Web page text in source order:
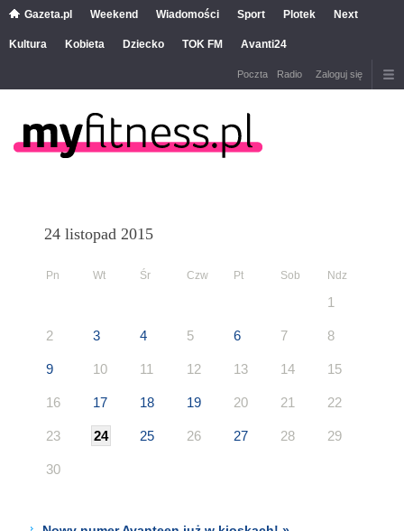
Gazeta.pl Weekend Wiadomości Sport Plotek Next
Kultura Kobieta Dziecko TOK FM Avanti24
Poczta Radio Zaloguj się
24 listopad 2015
Pn Wt Śr Czw Pt Sob Ndz
1
2 3 4 5 6 7 8
9 10 11 12 13 14 15
16 17 18 19 20 21 22
23 24 25 26 27 28 29
30